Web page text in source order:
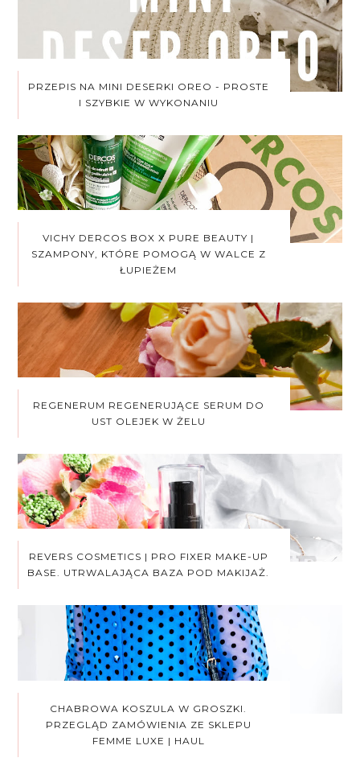
PRZEPIS NA MINI DESERKI OREO - PROSTE
I SZYBKIE W WYKONANIU
VICHY DERCOS BOX X PURE BEAUTY |
SZAMPONY, KTÓRE POMOGĄ W WALCE Z
ŁUPIEŻEM
REGENERUM REGENERUJĄCE SERUM DO
UST OLEJEK W ŻELU
REVERS COSMETICS | PRO FIXER MAKE-UP
BASE. UTRWALAJĄCA BAZA POD MAKIJAŻ.
CHABROWA KOSZULA W GROSZKI.
PRZEGLĄD ZAMÓWIENIA ZE SKLEPU
FEMME LUXE | HAUL